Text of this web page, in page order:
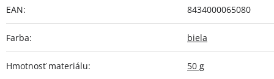
EAN: 8434000065080
Farba: biela
Hmotnosť materiálu: 50 g